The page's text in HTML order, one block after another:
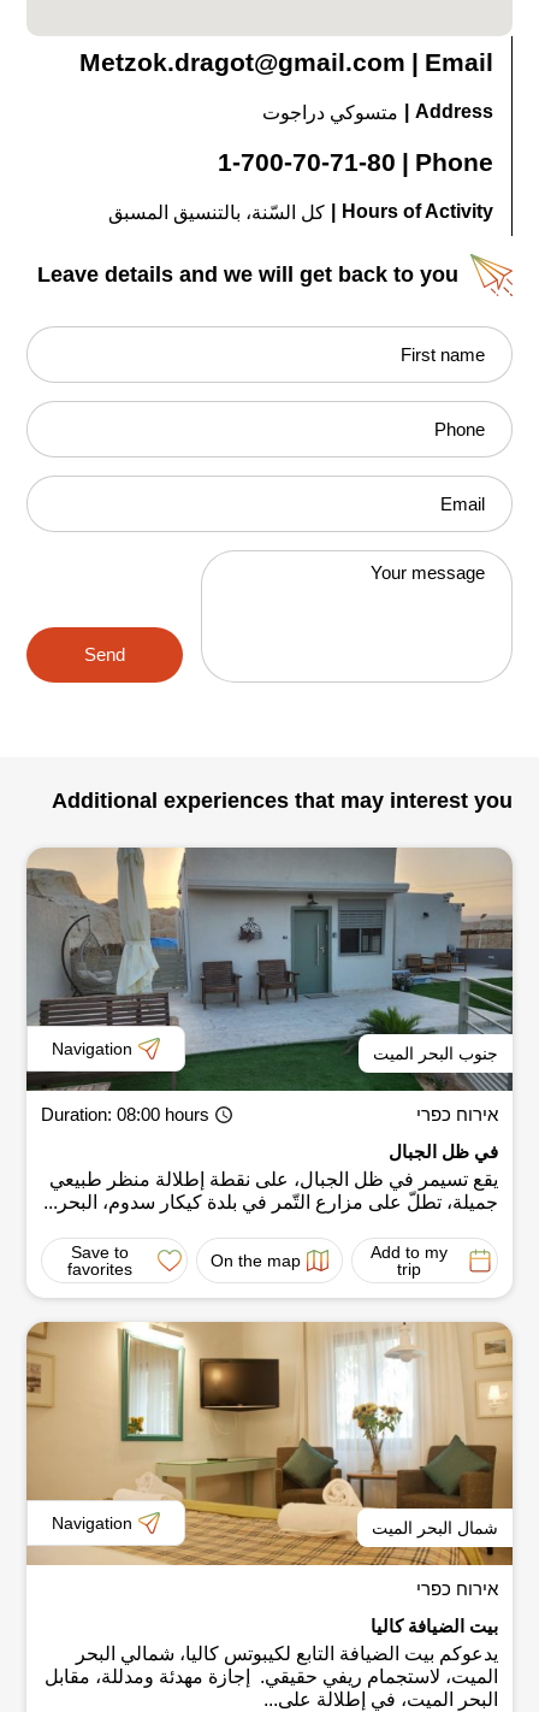
Email
|
Metzok.dragot@gmail.com
Address متسوكي دراجوت
Phone
|
1-700-70-71-80
Hours of Activity كل السّنة، بالتنسيق المسبق
Leave details and we will get back to you
First name
Phone
Email
Your message
Send
Additional experiences that may interest you
جنوب البحر الميت Navigation
אירוח כפרי Duration: 08:00 hours
في ظل الجبال
يقع تسيمر في ظل الجبال، على نقطة إطلالة منظر طبيعي
جميلة، تطلّ على مزارع التّمر في بلدة كيكار سدوم، البحر...
Add to my
trip
On the map
Save to
favorites
شمال البحر الميت Navigation
אירוח כפרי
بيت الضيافة كاليا
يدعوكم بيت الضيافة التابع لكيبوتس كاليا، شمالي البحر
الميت، لاستجمام ريفي حقيقي. إجازة مهدئة ومدللة، مقابل
البحر الميت، في إطلالة على...